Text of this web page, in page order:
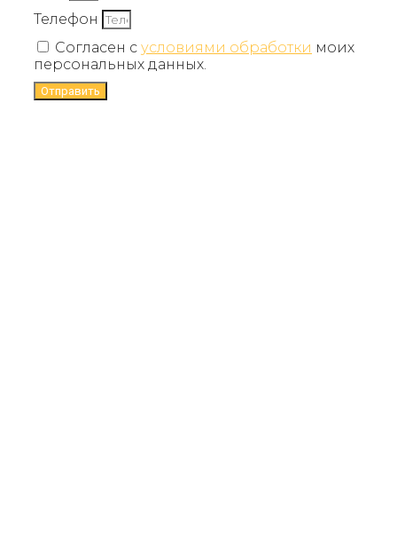
Телефон
Согласен с условиями обработки моих
персональных данных.
Отправить